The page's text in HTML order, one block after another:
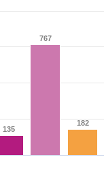
135
135
767
767
182
182